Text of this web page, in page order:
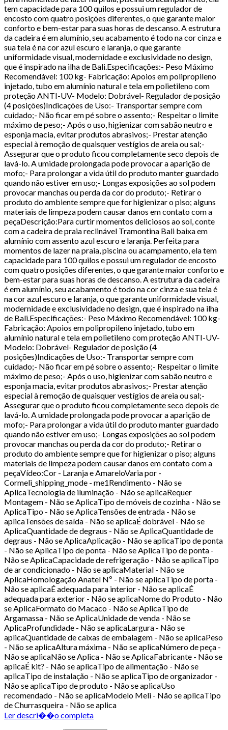
tem capacidade para 100 quilos e possui um regulador de
encosto com quatro posições diferentes, o que garante maior
conforto e bem-estar para suas horas de descanso. A estrutura
da cadeira é em alumínio, seu acabamento é todo na cor cinza e
sua tela é na cor azul escuro e laranja, o que garante
uniformidade visual, modernidade e exclusividade no design,
que é inspirado na ilha de Bali.Especificações:- Peso Máximo
Recomendável: 100 kg- Fabricação: Apoios em polipropileno
injetado, tubo em alumínio natural e tela em polietileno com
proteção ANTI-UV- Modelo: Dobrável- Regulador de posição
(4 posições)Indicações de Uso:- Transportar sempre com
cuidado;- Não ficar em pé sobre o assento;- Respeitar o limite
máximo de peso;- Após o uso, higienizar com sabão neutro e
esponja macia, evitar produtos abrasivos;- Prestar atenção
especial à remoção de quaisquer vestígios de areia ou sal;-
Assegurar que o produto ficou completamente seco depois de
lavá-lo. A umidade prolongada pode provocar a aparição de
mofo;- Para prolongar a vida útil do produto manter guardado
quando não estiver em uso;- Longas exposições ao sol podem
provocar manchas ou perda da cor do produto;- Retirar o
produto do ambiente sempre que for higienizar o piso; alguns
materiais de limpeza podem causar danos em contato com a
peçaDescrição:Para curtir momentos deliciosos ao sol, conte
com a cadeira de praia reclinável Tramontina Bali baixa em
alumínio com assento azul escuro e laranja. Perfeita para
momentos de lazer na praia, piscina ou acampamento, ela tem
capacidade para 100 quilos e possui um regulador de encosto
com quatro posições diferentes, o que garante maior conforto e
bem-estar para suas horas de descanso. A estrutura da cadeira
é em alumínio, seu acabamento é todo na cor cinza e sua tela é
na cor azul escuro e laranja, o que garante uniformidade visual,
modernidade e exclusividade no design, que é inspirado na ilha
de Bali.Especificações:- Peso Máximo Recomendável: 100 kg-
Fabricação: Apoios em polipropileno injetado, tubo em
alumínio natural e tela em polietileno com proteção ANTI-UV-
Modelo: Dobrável- Regulador de posição (4
posições)Indicações de Uso:- Transportar sempre com
cuidado;- Não ficar em pé sobre o assento;- Respeitar o limite
máximo de peso;- Após o uso, higienizar com sabão neutro e
esponja macia, evitar produtos abrasivos;- Prestar atenção
especial à remoção de quaisquer vestígios de areia ou sal;-
Assegurar que o produto ficou completamente seco depois de
lavá-lo. A umidade prolongada pode provocar a aparição de
mofo;- Para prolongar a vida útil do produto manter guardado
quando não estiver em uso;- Longas exposições ao sol podem
provocar manchas ou perda da cor do produto;- Retirar o
produto do ambiente sempre que for higienizar o piso; alguns
materiais de limpeza podem causar danos em contato com a
peçaVídeo:Cor - Laranja e AmareloVaria por -
Cormeli_shipping_mode - me1Rendimento - Não se
AplicaTecnologia de iluminação - Não se aplicaRequer
Montagem - Não se AplicaTipo de móveis de cozinha - Não se
AplicaTipo - Não se AplicaTensões de entrada - Não se
aplicaTensões de saída - Não se aplicaÉ dobrável - Não se
AplicaQuantidade de degraus - Não se AplicaQuantidade de
degraus - Não se AplicaAplicação - Não se aplicaTipo de ponta
- Não se AplicaTipo de ponta - Não se AplicaTipo de ponta -
Não se AplicaCapacidade de refrigeração - Não se aplicaTipo
de ar condicionado - Não se aplicaMaterial - Não se
AplicaHomologação Anatel Nº - Não se aplicaTipo de porta -
Não se aplicaÉ adequada para interior - Não se aplicaÉ
adequada para exterior - Não se aplicaNome do Produto - Não
se AplicaFormato do Macaco - Não se AplicaTipo de
Argamassa - Não se AplicaUnidade de venda - Não se
AplicaProfundidade - Não se aplicaLargura - Não se
aplicaQuantidade de caixas de embalagem - Não se aplicaPeso
- Não se aplicaAltura máxima - Não se aplicaNúmero de peça -
Não se aplicaNão se Aplica - Não se AplicaFabricante - Não se
aplicaÉ kit? - Não se aplicaTipo de alimentação - Não se
aplicaTipo de instalação - Não se aplicaTipo de organizador -
Não se aplicaTipo de produto - Não se aplicaUso
recomendado - Não se aplicaModelo Meli - Não se aplicaTipo
de Churrasqueira - Não se aplica
Ler descri��o completa